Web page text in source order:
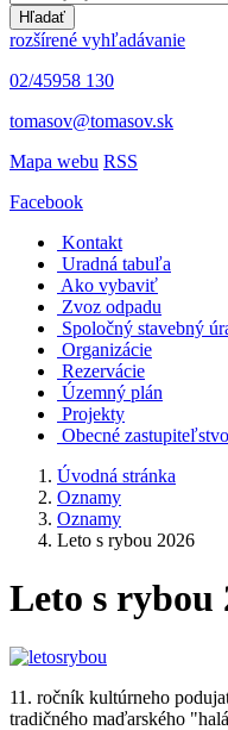
Hľadať
rozšírené vyhľadávanie
02/45958 130
tomasov@tomasov.sk
Mapa webu RSS
Facebook
Kontakt
Uradná tabuľa
Ako vybaviť
Zvoz odpadu
Spoločný stavebný
Organizácie
Rezervácie
Územný plán
Projekty
Obecné zastupiteľstvo
Úvodná stránka
Oznamy
Oznamy
Leto s rybou 2026
Leto s rybou
11. ročník kultúrneho
tradičného maďarského